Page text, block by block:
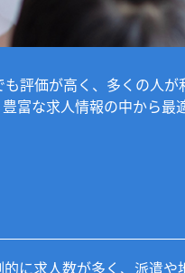
評価が高く、多くの人が
富な求人情報の中から最
に求人数が多く、派遣や